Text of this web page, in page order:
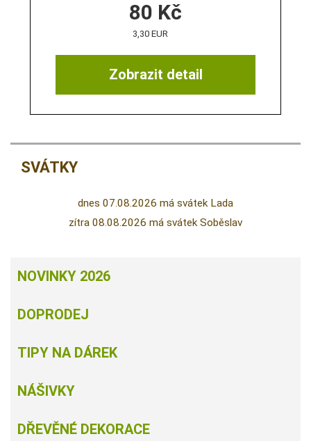
Zobrazit detail
80 Kč
3,30 EUR
SVÁTKY
dnes 07.08.2026 má svátek Lada
zítra 08.08.2026 má svátek Soběslav
NOVINKY 2026
DOPRODEJ
TIPY NA DÁREK
NÁŠIVKY
DŘEVĚNÉ DEKORACE